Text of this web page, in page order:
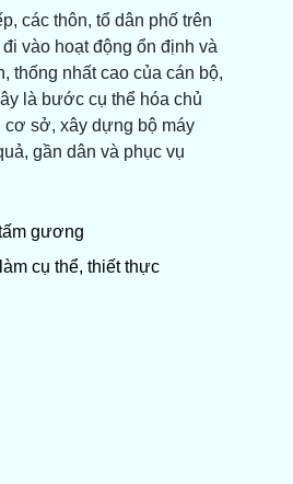
các thôn, tổ dân phố trên
vào hoạt động ổn định và
thống nhất cao của cán bộ,
là bước cụ thể hóa chủ
sở, xây dựng bộ máy
gần dân và phục vụ
gương
cụ thể, thiết thực